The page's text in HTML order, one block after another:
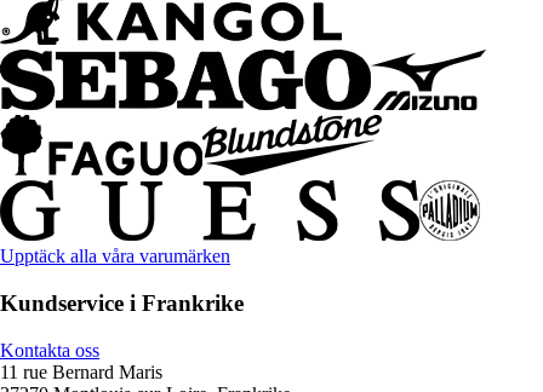
Upptäck alla våra varumärken
Kundservice i Frankrike
Kontakta oss
11 rue Bernard Maris